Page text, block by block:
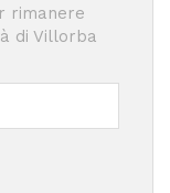
rimanere
di Villorba